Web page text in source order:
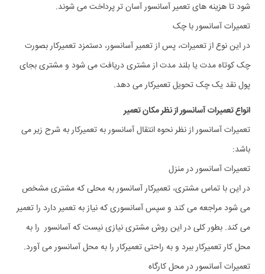
شود تا هزینه های تعمیر آسانسور آسان تر پرداخت می شوند.
تعمیرات آسانسور با چک
در این نوع از تعمیرات، پس از تعمیر آسانسور، دستمزد تعمیرکار بصورت
چک کوتاه مدت یا بلند مدت از مشتری دریافت می شود و مشتری بجای
پول نقد یک چک تحویل تعمیرکار می دهد.
انواع تعمیرات آسانسور از نظر مکان تعمیر
تعمیرات آسانسور از نظر نحوه انتقال آسانسور به تعمیرکار به شرح زیر می
باشد:
تعمیرات آسانسور در منزل
در این با تماس مشتری، تعمیرکار آسانسور به محلی که مشتری مشخص
می شود مراجعه می کند و سپس آسانسوری که نیاز به تعمیر دارد را تعمیر
می کند. بطور کلی در این روش مشتری نیازی نیست که آسانسور را به
محل کار تعمیرکار ببرد و به راحتی تعمیرکار را به محل آسانسور می آورد.
تعمیرات آسانسور در محل کارگاه